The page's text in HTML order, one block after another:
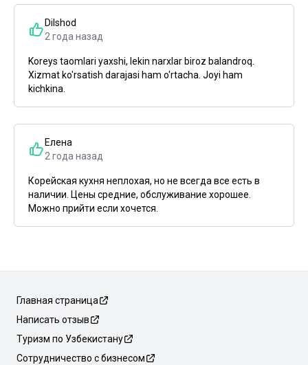
Dilshod
2 года назад
Koreys taomlari yaxshi, lekin narxlar biroz balandroq.
Xizmat ko'rsatish darajasi ham o'rtacha. Joyi ham
kichkina.
Елена
2 года назад
Корейская кухня неплохая, но не всегда все есть в
наличии. Цены средние, обслуживание хорошее.
Можно прийти если хочется.
Главная страница
Написать отзыв
Туризм по Узбекистану
Сотрудничество с бизнесом